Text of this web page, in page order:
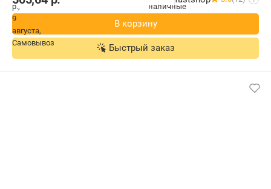
В корзину
Быстрый заказ